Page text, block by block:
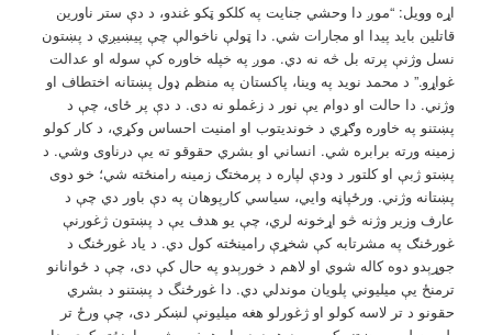
اړه وویل: “موږ دا وحشي جنایت په کلکو ټکو غندو، د دې ستر ناورین
قاتلین باید پیدا او مجارات شي. دا ټولې ناخوالې چې پیښیږي د پښتون
نسل وژنې پرته بل څه نه دي. موږ په خپله خاوره کې سوله او عدالت
غواړو.” د محمد نوید په وینا، پاکستان په منظم ډول پښتانه اختطاف او
وژني. دا حالت او دوام یې نور د زغملو نه دی. د دې پر ځای، چې د
پښتنو په خاوره وګړي د خوندیتوب او امنیت احساس وکړي، د کار کولو
زمینه ورته برابره شي. انساني او بشري حقوقو ته یې درناوی وشي. د
پښتو ژبې او کلتور د ودې لپاره د پرمختګ زمینه رامنځته شي؛ خو دوی
پښتانه وژني. ورځپاڼه وايي، سیاسي کارپوهان په دې باور دي چې د
عارف وزیر وژنه څو اړخونه لري، چې یو هدف يې د پښتون ژغورنې
غورځنګ په مشرتابه کې شخړې رامینځته کول دي. د یاد غورځنګ د
جوړېدو دوه کاله شوي او لاهم د خورېدو په حال کې دی، چې د ځوانانو
ترمنځ يې میلیوني پلویان موندلي دي. دا غورځنگ د پښتنو د بشري
حقونو د تر لاسه کولو او ژغورلو هغه میلیونې لښکر دی، چې ورځ تر